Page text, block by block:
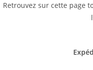
Retrouvez sur cette page